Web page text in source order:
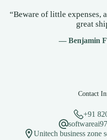
“Beware of little expenses,
great
— Benjamin
Contact
+91
Unitech business zone